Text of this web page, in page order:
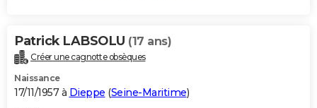
Patrick LABSOLU (17 ans)
Créer une cagnotte obsèques
Naissance
17/11/1957 à Dieppe (Seine-Maritime)